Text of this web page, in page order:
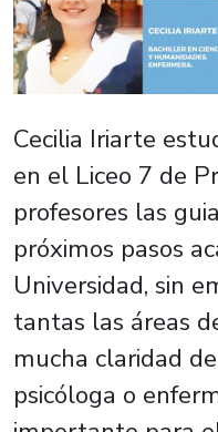
Cecilia Iriarte
en el Liceo 7 de
profesores las
próximos pasos
Universidad, sin
tantas las áreas
mucha claridad
psicóloga o